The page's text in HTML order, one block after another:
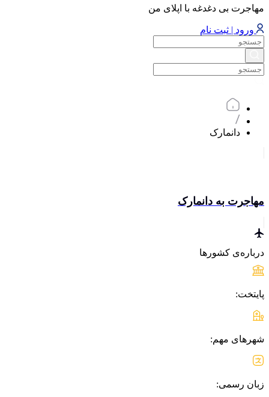
مهاجرت بی دغدغه با اپلای من
ورود | ثبت نام
دانمارک
مهاجرت به دانمارک
درباره‌ی کشورها
پایتخت:
شهرهای مهم:
زبان رسمی: